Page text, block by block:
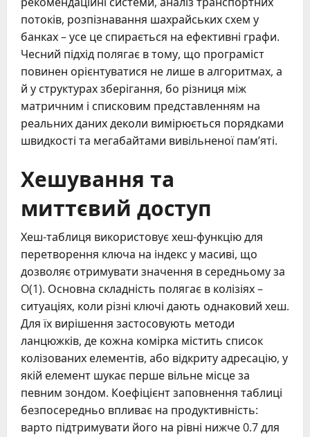
потоків, розпізнавання шахрайських схем у
банках – усе це спирається на ефективні графи.
Чесний підхід полягає в тому, що програміст
повинен орієнтуватися не лише в алгоритмах, а
й у структурах зберігання, бо різниця між
матричним і списковим представленням на
реальних даних деколи вимірюється порядками
швидкості та мегабайтами вивільненої пам’яті.
Хешування та
миттєвий доступ
Хеш-таблиця використовує хеш-функцію для
перетворення ключа на індекс у масиві, що
дозволяє отримувати значення в середньому за
O(1). Основна складність полягає в колізіях –
ситуаціях, коли різні ключі дають однаковий хеш.
Для їх вирішення застосовують методи
ланцюжків, де кожна комірка містить список
колізованих елементів, або відкриту адресацію, у
якій елемент шукає перше вільне місце за
певним зондом. Коефіцієнт заповнення таблиці
безпосередньо впливає на продуктивність:
варто підтримувати його на рівні нижче 0.7 для